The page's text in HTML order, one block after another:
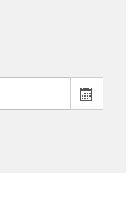
the calendar toTo :